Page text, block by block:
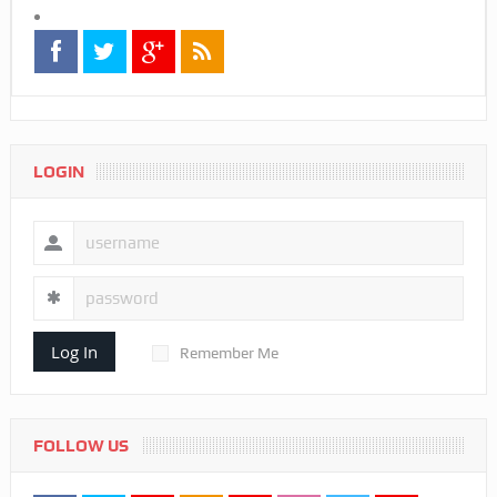
LOGIN
Log In Remember Me
FOLLOW US